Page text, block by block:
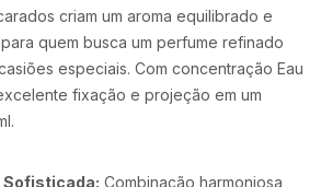
criam um aroma equilibrado e
quem busca um perfume refinado
especiais. Com concentração Eau
fixação e projeção em um
Sofisticada: Combinação harmoniosa